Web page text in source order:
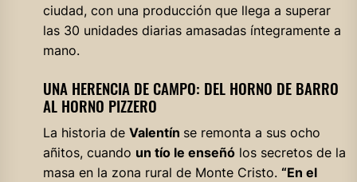
ciudad, con una producción que llega a superar
las 30 unidades diarias amasadas íntegramente a
mano.
UNA HERENCIA DE CAMPO: DEL HORNO DE BARRO
AL HORNO PIZZERO
La historia de Valentín se remonta a sus ocho
añitos, cuando un tío le enseñólos secretos de la
masa en la zona rural de Monte Cristo. “En el